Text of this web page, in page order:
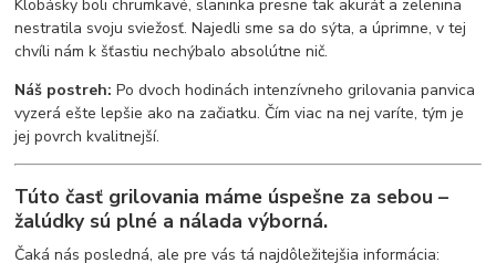
Klobásky boli chrumkavé, slaninka presne tak akurát a zelenina
nestratila svoju sviežosť. Najedli sme sa do sýta, a úprimne, v tej
chvíli nám k šťastiu nechýbalo absolútne nič.
Náš postreh: Po dvoch hodinách intenzívneho grilovania panvica
vyzerá ešte lepšie ako na začiatku. Čím viac na nej varíte, tým je
jej povrch kvalitnejší.
Túto časť grilovania máme úspešne za sebou –
žalúdky sú plné a nálada výborná.
Čaká nás posledná, ale pre vás tá najdôležitejšia informácia: